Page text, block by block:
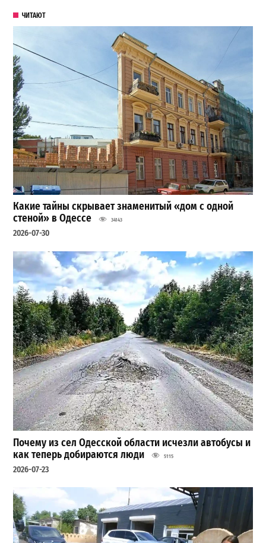
ЧИТАЮТ
Какие тайны скрывает знаменитый «дом с одной
стеной» в Одессе
34143
2026-07-30
Почему из сел Одесской области исчезли автобусы и
как теперь добираются люди
5115
2026-07-23